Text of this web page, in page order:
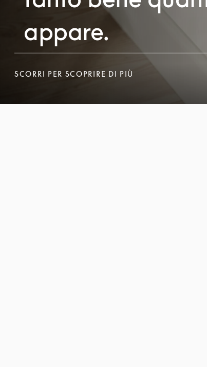
appare.
SCORRI PER SCOPRIRE DI PIÙ